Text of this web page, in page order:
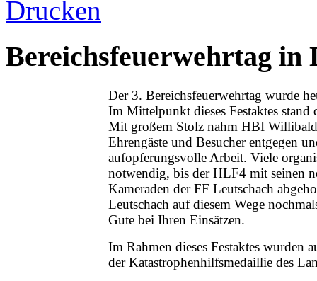
Bereichsfeuerwehrtag in
Der 3. Bereichsfeuerwehrtag wurde
Im Mittelpunkt dieses Festaktes
Mit großem Stolz nahm HBI
Ehrengäste und Besucher entgegen
aufopferungsvolle Arbeit. Viele
notwendig, bis der HLF4 mit seinen
Kameraden der FF Leutschach
Leutschach auf diesem Wege
Gute bei Ihren Einsätzen.
Im Rahmen dieses Festaktes wurden
der Katastrophenhilfsmedaillie des